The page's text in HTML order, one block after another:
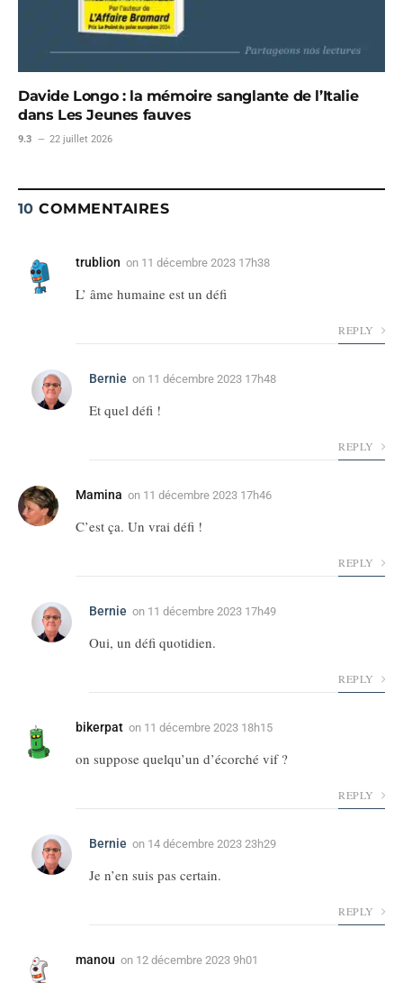
Davide Longo : la mémoire sanglante de l’Italie
dans Les Jeunes fauves
9.3 22 juillet 2026
10 COMMENTAIRES
trublion on 11 décembre 2023 17h38
L’ âme humaine est un défi
REPLY
Bernie on 11 décembre 2023 17h48
Et quel défi !
REPLY
Mamina on 11 décembre 2023 17h46
C’est ça. Un vrai défi !
REPLY
Bernie on 11 décembre 2023 17h49
Oui, un défi quotidien.
REPLY
bikerpat on 11 décembre 2023 18h15
on suppose quelqu’un d’écorché vif ?
REPLY
Bernie on 14 décembre 2023 23h29
Je n’en suis pas certain.
REPLY
manou on 12 décembre 2023 9h01